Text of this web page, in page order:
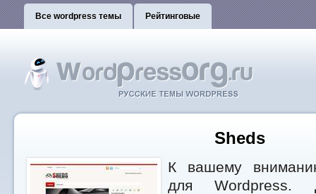
Все wordpress темы Рейтинговые
Sheds
К вашему
для Wordpress.